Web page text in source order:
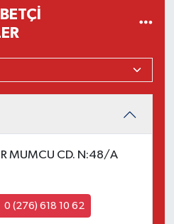
MUMCU CD. N:48/A
0 (276) 618 10 62